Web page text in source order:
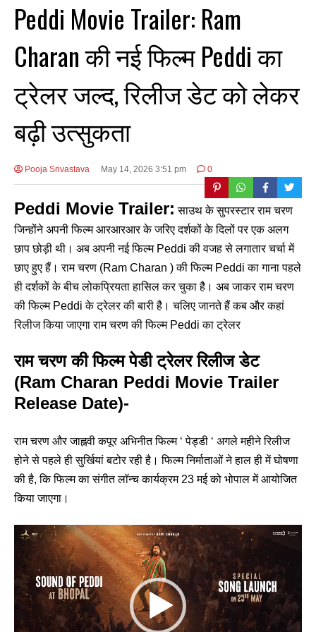
Peddi Movie Trailer: Ram
Charan की नई फिल्म Peddi का
ट्रेलर जल्द, रिलीज डेट को लेकर
बढ़ी उत्सुकता
Pooja Srivastava May 14, 2026 3:51 pm 0
Peddi Movie Trailer: साउथ के सुपरस्टार राम चरण
जिन्होंने अपनी फिल्म आरआरआर के जरिए दर्शकों के दिलों पर एक अलग
छाप छोड़ी थी। अब अपनी नई फिल्म Peddi की वजह से लगातार चर्चा में
छाए हुए हैं। राम चरण (Ram Charan ) की फिल्म Peddi का गाना पहले
ही दर्शकों के बीच लोकप्रियता हासिल कर चुका है। अब जाकर राम चरण
की फिल्म Peddi के ट्रेलर की बारी है। चलिए जानते हैं कब और कहां
रिलीज किया जाएगा राम चरण की फिल्म Peddi का ट्रेलर
राम चरण की फिल्म पेडी ट्रेलर रिलीज डेट
(Ram Charan Peddi Movie Trailer
Release Date)-
राम चरण और जाह्नवी कपूर अभिनीत फिल्म ‘ पेड्डी ‘ अगले महीने रिलीज
होने से पहले ही सुर्खियां बटोर रही है। फिल्म निर्माताओं ने हाल ही में घोषणा
की है, कि फिल्म का संगीत लॉन्च कार्यक्रम 23 मई को भोपाल में आयोजित
किया जाएगा।
Video
Player